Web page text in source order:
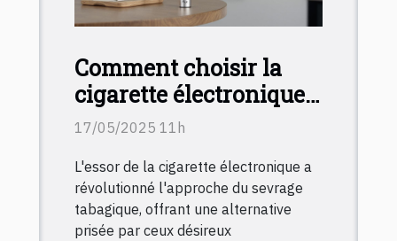
Comment choisir la
cigarette électronique
idéale pour débutants
17/05/2025 11h
L'essor de la cigarette électronique a
révolutionné l'approche du sevrage
tabagique, offrant une alternative
prisée par ceux désireux